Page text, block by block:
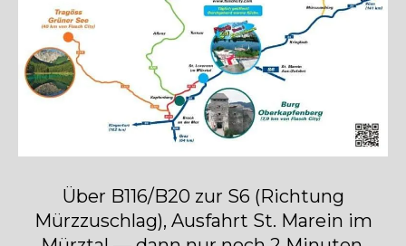
Über B116/B20 zur S6 (Richtung
Mürzzuschlag), Ausfahrt St. Marein im